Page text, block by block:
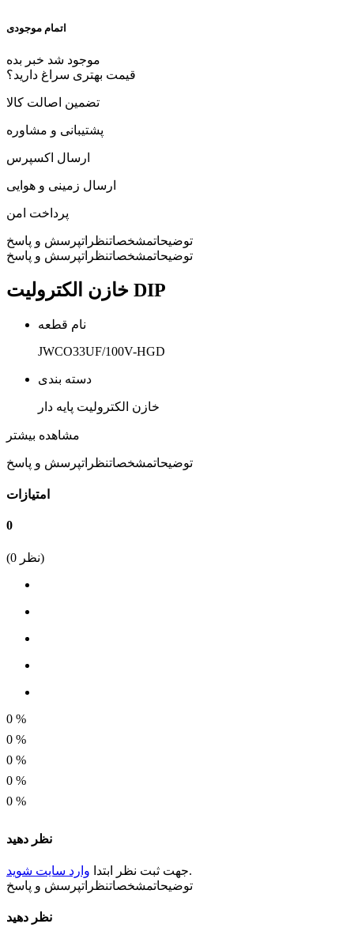
اتمام موجودی
موجود شد خبر بده
قیمت بهتری سراغ دارید؟
تضمین اصالت کالا
پشتیبانی و مشاوره
ارسال اکسپرس
ارسال زمینی و هوایی
پرداخت امن
توضیحاتمشخصاتنظراتپرسش و پاسخ
توضیحاتمشخصاتنظراتپرسش و پاسخ
خازن الکترولیت DIP
نام قطعه
JWCO33UF/100V-HGD
دسته بندی
خازن الکترولیت پایه دار
ولتاژ خازن
100 ولت
ظرفیت خازن
مشاهده بیشتر
توضیحاتمشخصاتنظراتپرسش و پاسخ
امتیازات
0
(0 نظر)
0 %
0 %
0 %
0 %
0 %
نظر دهید
جهت ثبت نظر ابتدا وارد سایت شوید
.
توضیحاتمشخصاتنظراتپرسش و پاسخ
نظر دهید